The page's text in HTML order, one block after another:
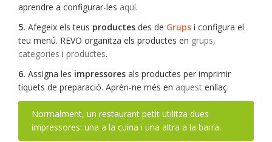
aprendre a configurar-les aquí.
5. Afegeix els teus productes des de Grups i configura el
teu menú. REVO organitza els productes en grups,
categories i productes.
6. Assigna les impressores als productes per imprimir
tiquets de preparació. Aprèn-ne més en aquest enllaç.
Normalment, un restaurant petit utilitza dues
impressores: una a la cuina i una altra a la barra.